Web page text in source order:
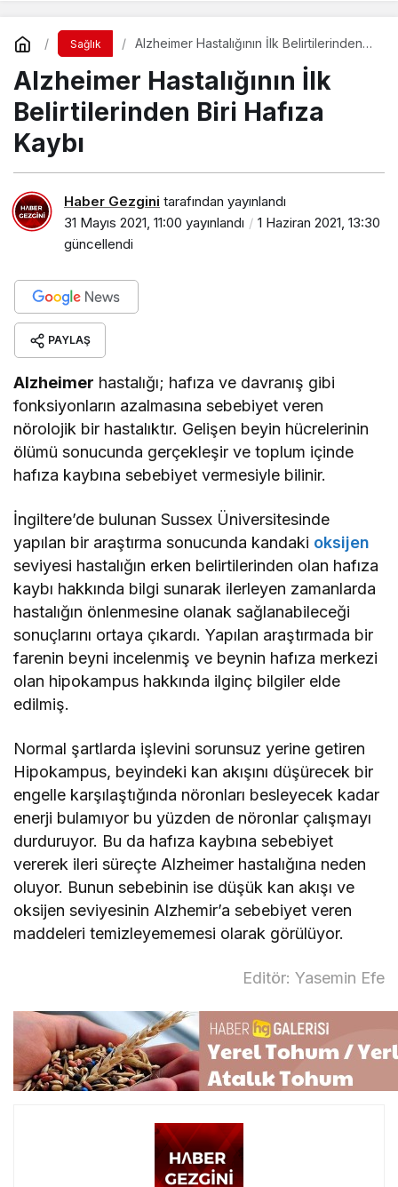
Sağlık
Alzheimer Hastalığının İlk Belirtilerinden
Alzheimer Hastalığının İlk
Belirtilerinden Biri Hafıza
Kaybı
Haber Gezgini tarafından yayınlandı
31 Mayıs 2021, 11:00 yayınlandı
1 Haziran 2021, 13:30
güncellendi
PAYLAŞ
Alzheimer hastalığı; hafıza ve davranış gibi
fonksiyonların azalmasına sebebiyet veren
nörolojik bir hastalıktır. Gelişen beyin hücrelerinin
ölümü sonucunda gerçekleşir ve toplum içinde
hafıza kaybına sebebiyet vermesiyle bilinir.
İngiltere’de bulunan Sussex Üniversitesinde
yapılan bir araştırma sonucunda kandaki oksijen
seviyesi hastalığın erken belirtilerinden olan hafıza
kaybı hakkında bilgi sunarak ilerleyen zamanlarda
hastalığın önlenmesine olanak sağlanabileceği
sonuçlarını ortaya çıkardı. Yapılan araştırmada bir
farenin beyni incelenmiş ve beynin hafıza merkezi
olan hipokampus hakkında ilginç bilgiler elde
edilmiş.
Normal şartlarda işlevini sorunsuz yerine getiren
Hipokampus, beyindeki kan akışını düşürecek bir
engelle karşılaştığında nöronları besleyecek kadar
enerji bulamıyor bu yüzden de nöronlar çalışmayı
durduruyor. Bu da hafıza kaybına sebebiyet
vererek ileri süreçte Alzheimer hastalığına neden
oluyor. Bunun sebebinin ise düşük kan akışı ve
oksijen seviyesinin Alzhemir’a sebebiyet veren
maddeleri temizleyememesi olarak görülüyor.
Editör: Yasemin Efe